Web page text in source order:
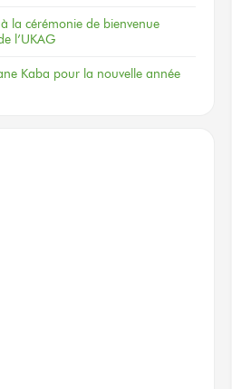
à la cérémonie de bienvenue
l’UKAG
Kaba pour la nouvelle année